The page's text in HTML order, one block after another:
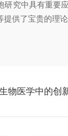
中具有重要应
供了宝贵的理论
物医学中的创